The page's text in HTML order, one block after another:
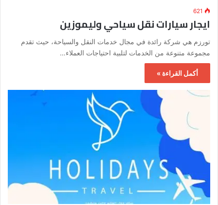
621
ايجار سيارات نقل سياحي وليموزين
تورزم هي شركة رائدة في مجال خدمات النقل والسياحة، حيث تقدم
مجموعة متنوعة من الخدمات لتلبية احتياجات العملاء…
أكمل القراءة »